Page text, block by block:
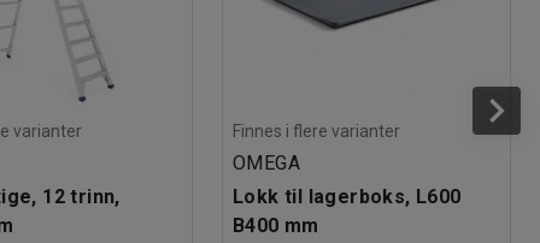
varianter
12 trinn,
Finnes i flere varianter
OMEGA
Lokk til lagerboks, L600
B400 mm